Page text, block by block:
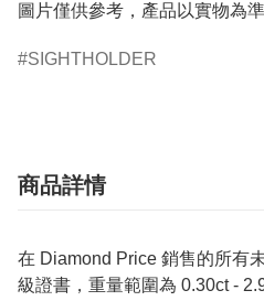
圖片僅供參考，產品以實物為準
SIGHTHOLDER
商品詳情
在 Diamond Price 銷售的所有
級證書，重量範圍為 0.30ct -